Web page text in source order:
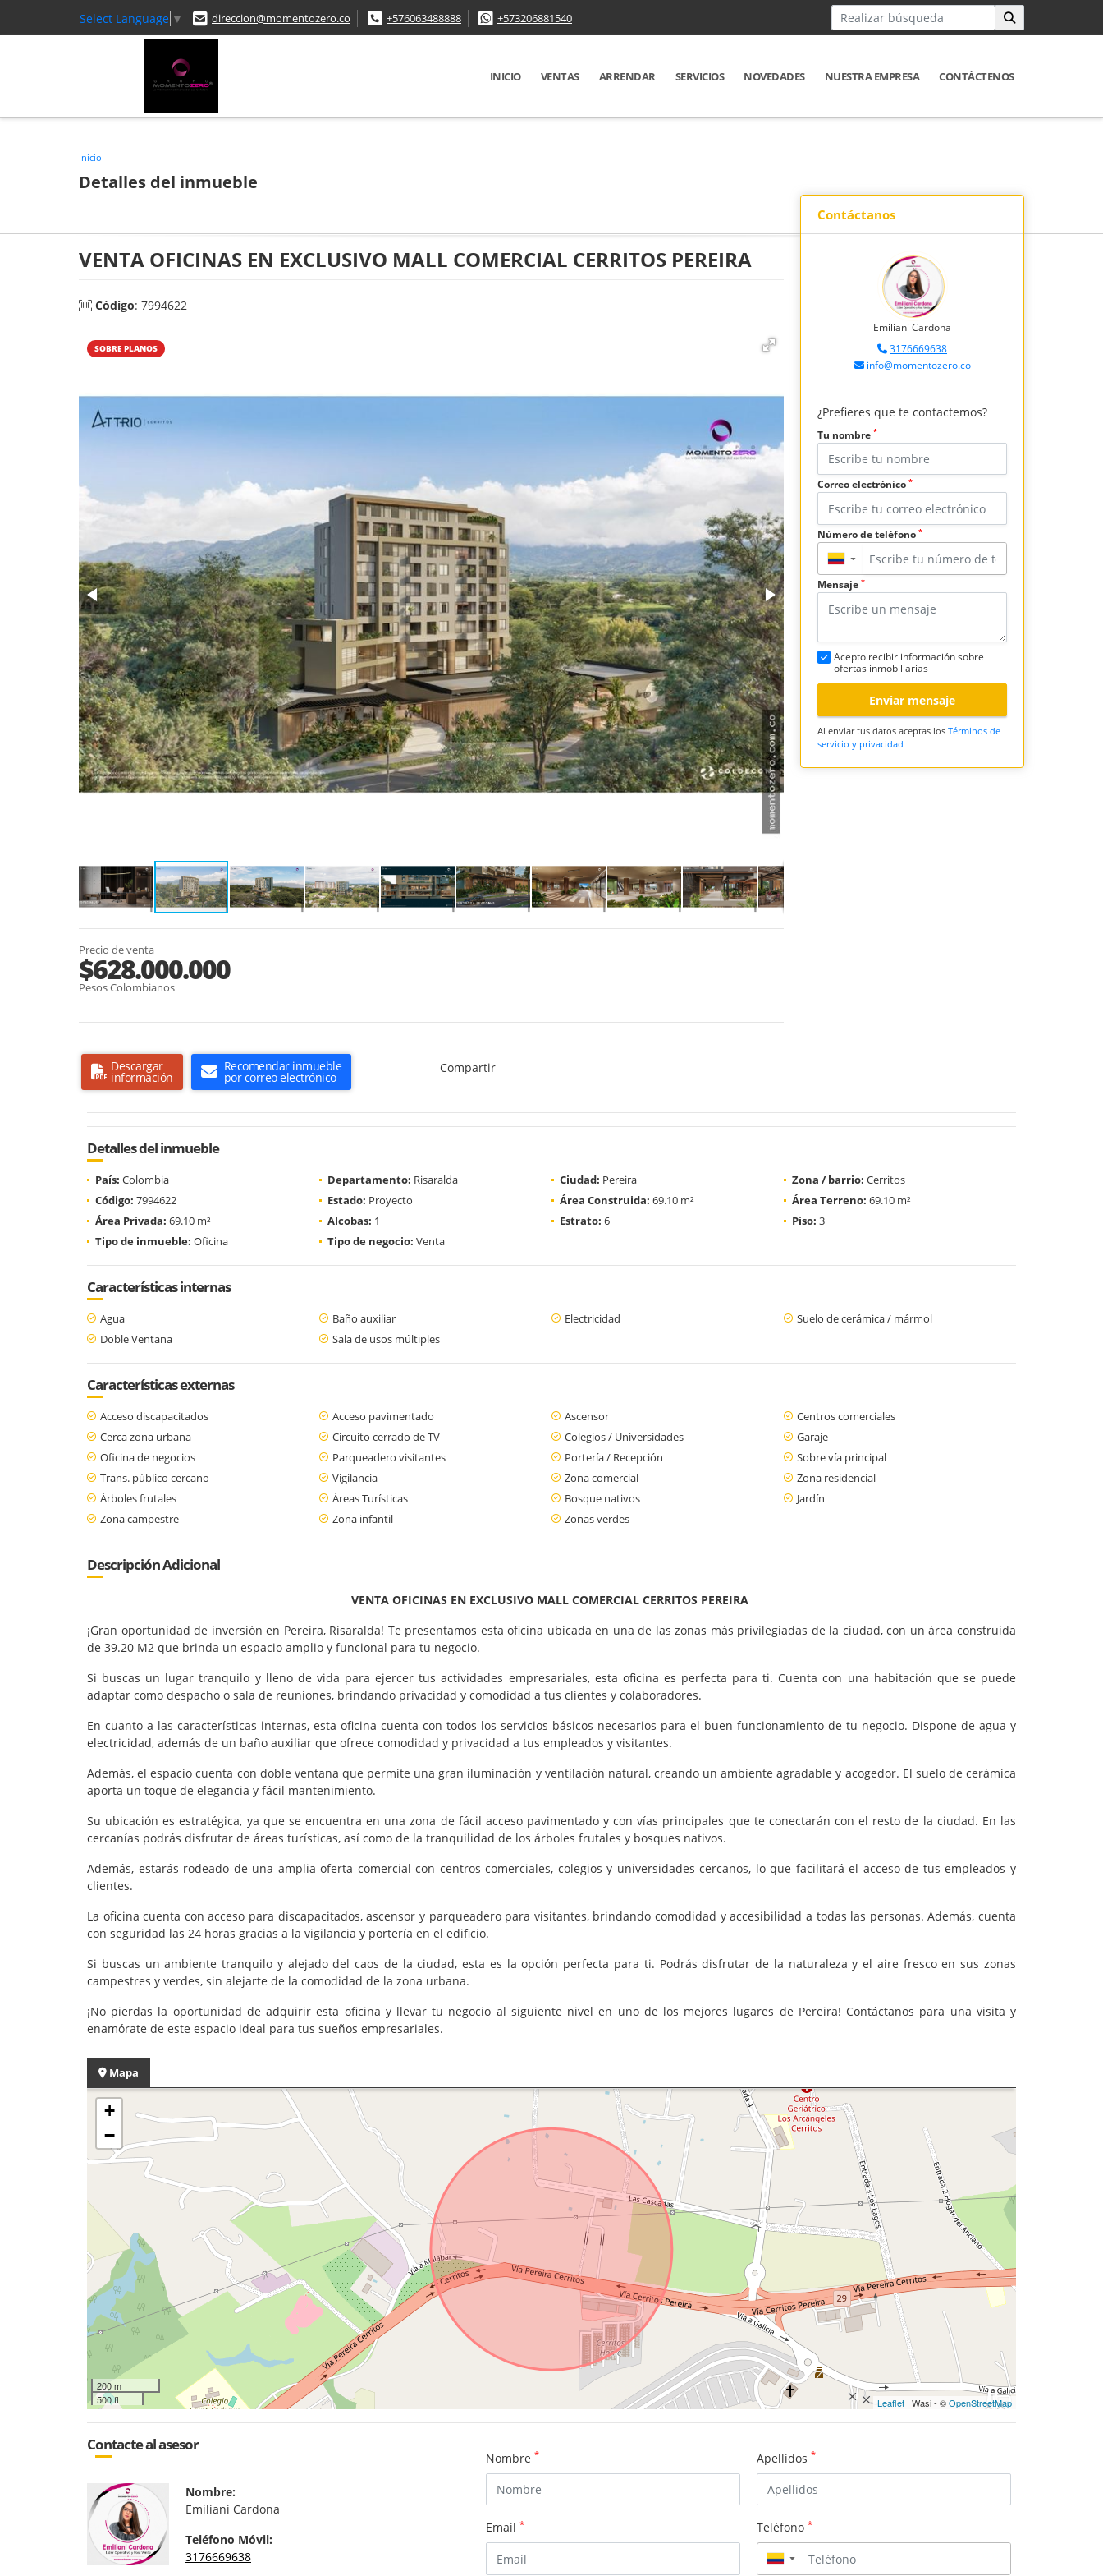
Select Language ▼ direccion@momentozero.co +576063488888 +573206881540
INICIO VENTAS ARRENDAR SERVICIOS NOVEDADES NUESTRA EMPRESA CONTÁCTENOS
Inicio
Detalles del inmueble
VENTA OFICINAS EN EXCLUSIVO MALL COMERCIAL CERRITOS PEREIRA
Código: 7994622
SOBRE PLANOS
Precio de venta
$628.000.000
Pesos Colombianos
Descargar
información
Recomendar inmueble
por correo electrónico
Compartir
Contáctanos
Emiliani Cardona
3176669638
info@momentozero.co
¿Prefieres que te contactemos?
Tu nombre *
Correo electrónico *
Número de teléfono *
▼
Mensaje *
Acepto recibir información sobre
ofertas inmobiliarias
Enviar mensaje
Al enviar tus datos aceptas los Términos de
servicio y privacidad
Detalles del inmueble
País: Colombia Departamento: Risaralda Ciudad: Pereira Zona / barrio: Cerritos
Código: 7994622 Estado: Proyecto Área Construida: 69.10 m² Área Terreno: 69.10 m²
Área Privada: 69.10 m² Alcobas: 1 Estrato: 6 Piso: 3
Tipo de inmueble: Oficina Tipo de negocio: Venta
Características internas
Agua Baño auxiliar Electricidad
Suelo de cerámica / mármol
Doble Ventana
Sala de usos múltiples
Características externas
Acceso discapacitados Acceso pavimentado Ascensor
Centros comerciales
Cerca zona urbana
Circuito cerrado de TV Colegios / Universidades
Garaje
Oficina de negocios
Parqueadero visitantes Portería / Recepción
Sobre vía principal
Trans. público cercano
Vigilancia Zona comercial
Zona residencial
Árboles frutales
Áreas Turísticas Bosque nativos
Jardín
Zona campestre
Zona infantil Zonas verdes
Descripción Adicional
VENTA OFICINAS EN EXCLUSIVO MALL COMERCIAL CERRITOS PEREIRA
¡Gran oportunidad de inversión en Pereira, Risaralda! Te presentamos esta oficina ubicada en una de las zonas más privilegiadas de la ciudad, con un área construida
de 39.20 M2 que brinda un espacio amplio y funcional para tu negocio.
Si buscas un lugar tranquilo y lleno de vida para ejercer tus actividades empresariales, esta oficina es perfecta para ti. Cuenta con una habitación que se puede
adaptar como despacho o sala de reuniones, brindando privacidad y comodidad a tus clientes y colaboradores.
En cuanto a las características internas, esta oficina cuenta con todos los servicios básicos necesarios para el buen funcionamiento de tu negocio. Dispone de agua y
electricidad, además de un baño auxiliar que ofrece comodidad y privacidad a tus empleados y visitantes.
Además, el espacio cuenta con doble ventana que permite una gran iluminación y ventilación natural, creando un ambiente agradable y acogedor. El suelo de cerámica
aporta un toque de elegancia y fácil mantenimiento.
Su ubicación es estratégica, ya que se encuentra en una zona de fácil acceso pavimentado y con vías principales que te conectarán con el resto de la ciudad. En las
cercanías podrás disfrutar de áreas turísticas, así como de la tranquilidad de los árboles frutales y bosques nativos.
Además, estarás rodeado de una amplia oferta comercial con centros comerciales, colegios y universidades cercanos, lo que facilitará el acceso de tus empleados y
clientes.
La oficina cuenta con acceso para discapacitados, ascensor y parqueadero para visitantes, brindando comodidad y accesibilidad a todas las personas. Además, cuenta
con seguridad las 24 horas gracias a la vigilancia y portería en el edificio.
Si buscas un ambiente tranquilo y alejado del caos de la ciudad, esta es la opción perfecta para ti. Podrás disfrutar de la naturaleza y el aire fresco en sus zonas
campestres y verdes, sin alejarte de la comodidad de la zona urbana.
¡No pierdas la oportunidad de adquirir esta oficina y llevar tu negocio al siguiente nivel en uno de los mejores lugares de Pereira! Contáctanos para una visita y
enamórate de este espacio ideal para tus sueños empresariales.
Mapa
+
−
200 m
500 ft
Leaflet | Wasi - ©OpenStreetMap
Contacte al asesor
Nombre:
Emiliani Cardona
Teléfono Móvil:
3176669638
Nombre * Apellidos *
Email * Teléfono *
▼